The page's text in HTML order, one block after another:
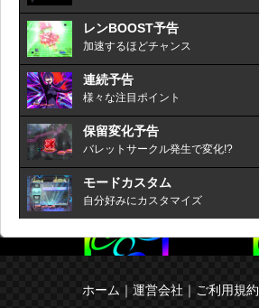
レンBOOST予告
加速するほどチャンス
連続予告
様々な注目ポイント
保留変化予告
バレットサークル発生で変化!?
モードカスタム
自分好みにカスタマイズ
ホーム ｜ 運営会社 ｜ ご利用規約